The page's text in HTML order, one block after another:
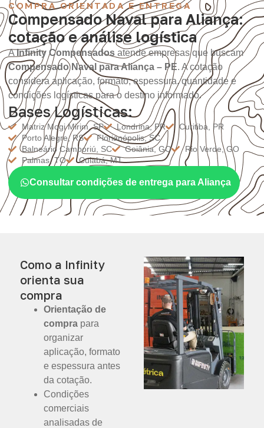
COMPRA ORIENTADA E ENTREGA
Compensado Naval para Aliança:
cotação e análise logística
AInfinity Compensados atende empresas que buscam
Compensado Naval para Aliança – PE. A cotação
considera aplicação, formato, espessura, quantidade e
condições logísticas para o destino informado.
Bases Logísticas:
Matriz Mogi Mirim, SP Londrina, PR
Curitiba, PR
Porto Alegre, RS
Florianópolis, SC
Balneário Camboriú, SC
Goiânia, GO
Rio Verde, GO
Palmas, TO
Cuiabá, MT
Consultar condições de entrega para Aliança
Como a Infinity
orienta sua
compra
Orientação de
compra para
organizar
aplicação, formato
e espessura antes
da cotação.
Condições
comerciais
analisadas de